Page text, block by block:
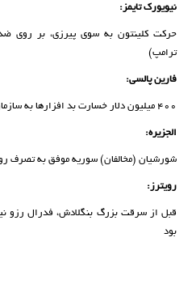
نیویورک تایمز:
حرکت کلینتون به سوی پیرزی، بر روی
ترامپ)
فارین پالسی:
400 میلیون دلار خسارت بد افزارها به سازمان ملل
الجزیره:
شورشیان (مخالفان) سوریه موفق به تصرف
رویترز:
قبل از سرقت بزرگ بنگلادش، فدرال رزو
بود